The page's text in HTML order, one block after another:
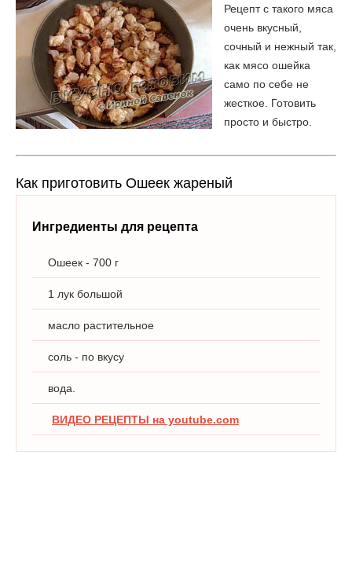
Рецепт с такого мяса
очень вкусный,
сочный и нежный так,
как мясо ошейка
само по себе не
жесткое. Готовить
просто и быстро.
Как приготовить Ошеек жареный
Ингредиенты для рецепта
Ошеек - 700 г
1 лук большой
масло растительное
соль - по вкусу
вода.
ВИДЕО РЕЦЕПТЫ на youtube.com